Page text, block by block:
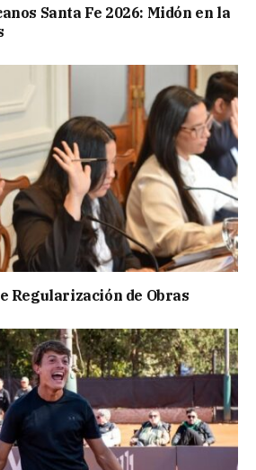
Santa Fe 2026: Midón en la
Regularización de Obras